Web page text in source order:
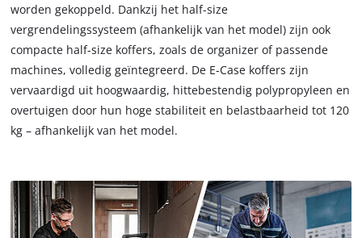
worden gekoppeld. Dankzij het half-size
vergrendelingssysteem (afhankelijk van het model) zijn ook
compacte half-size koffers, zoals de organizer of passende
machines, volledig geïntegreerd. De E-Case koffers zijn
vervaardigd uit hoogwaardig, hittebestendig polypropyleen en
overtuigen door hun hoge stabiliteit en belastbaarheid tot 120
kg – afhankelijk van het model.